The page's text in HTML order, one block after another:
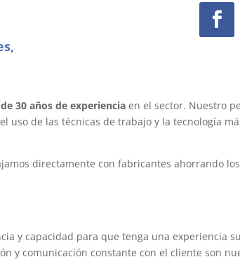
30 años de experiencia en el sector. Nuestro
de las técnicas de trabajo y la tecnología
directamente con fabricantes ahorrando
y capacidad para que tenga una experiencia
y comunicación constante con el cliente son